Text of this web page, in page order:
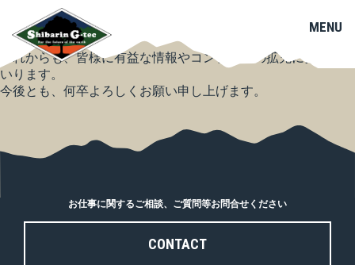
MENU
この度、ホームページをリニューアルいたしました。
皆様にとってより見やすく、情報を見つけやすい構成とデザイ
ンに改善いたしました。
これからも、皆様に有益な情報やコンテンツの拡充に努めてま
いります。
今後とも、何卒よろしくお願い申し上げます。
お仕事に関するご相談、ご質問等お問合せください
CONTACT